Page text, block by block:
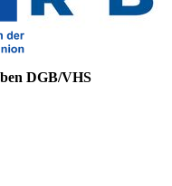
DGB/VHS